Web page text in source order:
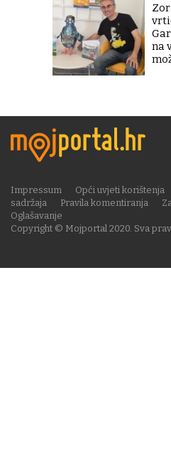
na
Copyright © Mojportal 2020. Sva
Impressum Opći uvjeti korištenja
sadržaja
Pravila komentiranja
Oglašavanje